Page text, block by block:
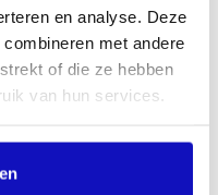
en analyse. Deze
met andere
of die ze hebben
van hun services.
aangemeld’. Het
je het werk
te vermelden.
bij het aanmelden